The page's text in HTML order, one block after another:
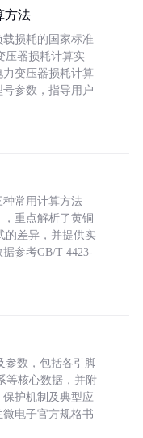
方法
损耗的国家标准
压器损耗计算实
变压器损耗计算
号参数，指导用户
常用计算方法
，重点解析了黄铜
的差异，并提供实
参考GB/T 4423-
参数，包括各引脚
等核心数据，并附
护机制及典型应
电子官方规格书